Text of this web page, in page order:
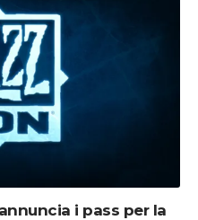
i pass per la